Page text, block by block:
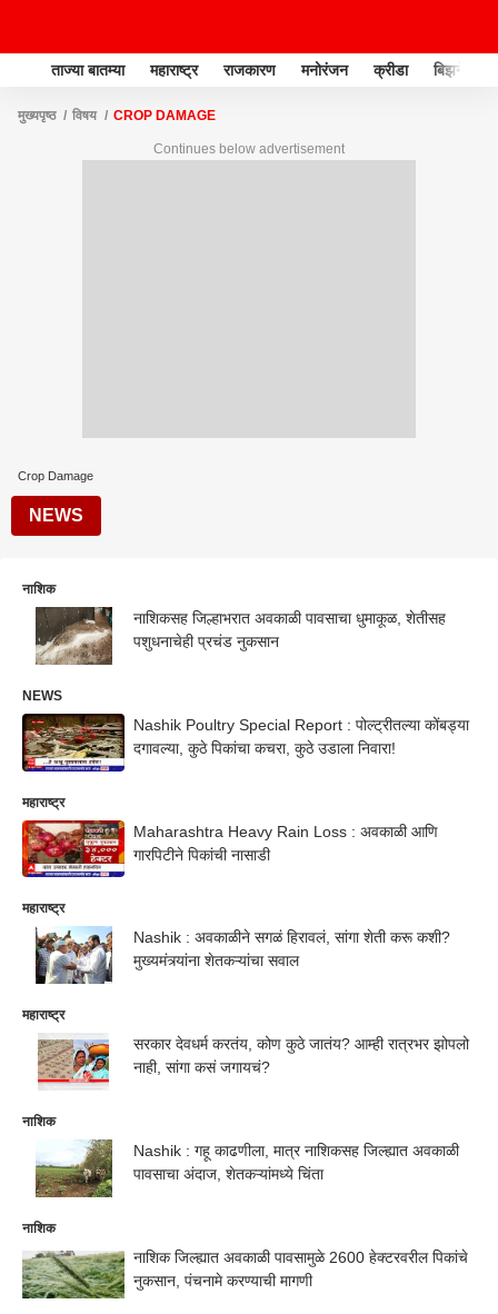
ताज्या बातम्या महाराष्ट्र राजकारण मनोरंजन क्रीडा बिझनेस
मुख्यपृष्ठ विषय CROP DAMAGE
Continues below advertisement
Crop Damage
NEWS
नाशिक
नाशिकसह जिल्हाभरात अवकाळी पावसाचा धुमाकूळ, शेतीसह
पशुधनाचेही प्रचंड नुकसान
NEWS
Nashik Poultry Special Report : पोल्ट्रीतल्या कोंबड्या
दगावल्या, कुठे पिकांचा कचरा, कुठे उडाला निवारा!
महाराष्ट्र
Maharashtra Heavy Rain Loss : अवकाळी आणि
गारपिटीने पिकांची नासाडी
महाराष्ट्र
Nashik : अवकाळीने सगळं हिरावलं, सांगा शेती करू कशी?
मुख्यमंत्र्यांना शेतकऱ्यांचा सवाल
महाराष्ट्र
सरकार देवधर्म करतंय, कोण कुठे जातंय? आम्ही रात्रभर झोपलो
नाही, सांगा कसं जगायचं?
नाशिक
Nashik : गहू काढणीला, मात्र नाशिकसह जिल्ह्यात अवकाळी
पावसाचा अंदाज, शेतकऱ्यांमध्ये चिंता
नाशिक
नाशिक जिल्ह्यात अवकाळी पावसामुळे 2600 हेक्टरवरील पिकांचे
नुकसान, पंचनामे करण्याची मागणी